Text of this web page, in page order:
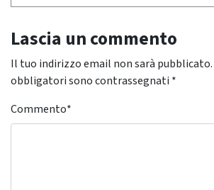
Lascia un commento
Il tuo indirizzo email non sarà pubblicato.
obbligatori sono contrassegnati *
Commento*